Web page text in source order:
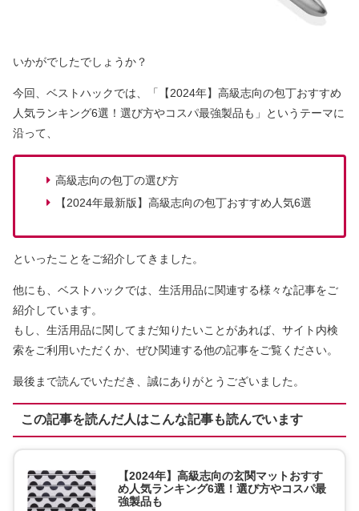
いかがでしたでしょうか？
今回、ベストハックでは、「【2024年】高級志向の包丁おすすめ
人気ランキング6選！選び方やコスパ最強製品も」というテーマに
沿って、
高級志向の包丁の選び方
【2024年最新版】高級志向の包丁おすすめ人気6選
といったことをご紹介してきました。
他にも、ベストハックでは、生活用品に関連する様々な記事をご
紹介しています。
もし、生活用品に関してまだ知りたいことがあれば、サイト内検
索をご利用いただくか、ぜひ関連する他の記事をご覧ください。
最後まで読んでいただき、誠にありがとうございました。
この記事を読んだ人はこんな記事も読んでいます
【2024年】高級志向の玄関マットおすす
め人気ランキング6選！選び方やコスパ最
強製品も